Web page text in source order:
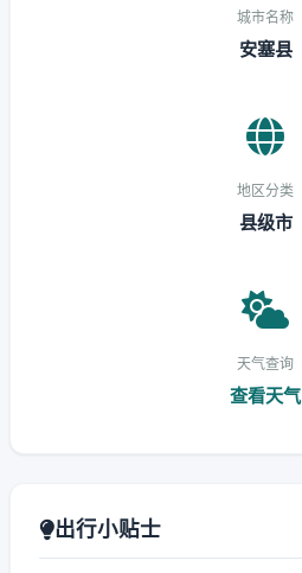
城市名称
安塞县
地区分类
县级市
天气查询
查看天气
出行小贴士